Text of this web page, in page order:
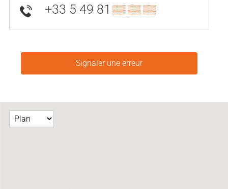
+33 5 49 81 ▒▒ ▒▒ ▒▒
Signaler une erreur